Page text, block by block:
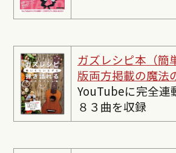
ガズレシピ本（簡
版両方掲載の魔法
YouTubeに完全連
８３曲を収録